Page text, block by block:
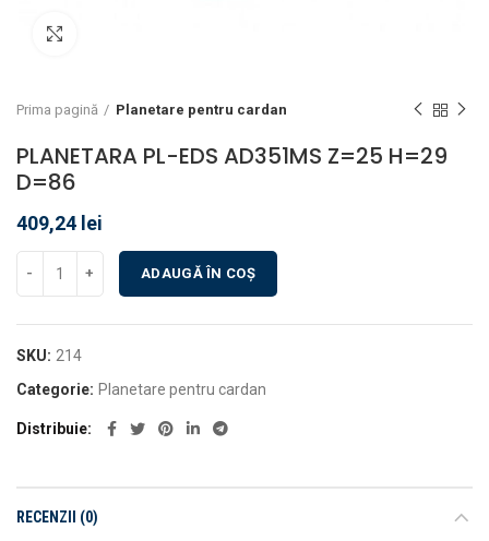
Prima pagină Planetare pentru cardan
PLANETARA PL-EDS AD351MS Z=25 H=29
D=86
409,24 lei
ADAUGĂ ÎN COȘ
SKU: 214
Categorie: Planetare pentru cardan
Distribuie
RECENZII (0)